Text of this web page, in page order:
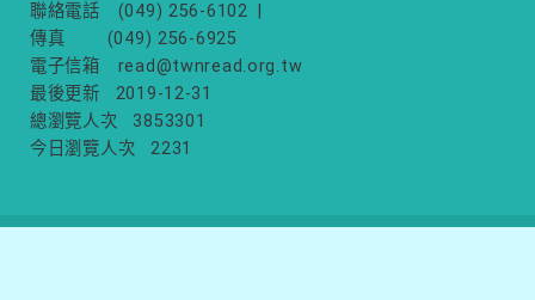
聯絡電話
(049) 256-6102
傳真
(049) 256-6925
電子信箱
read@twnread.org.tw
最後更新
2019-12-31
總瀏覽人次
3853301
今日瀏覽人次
2231